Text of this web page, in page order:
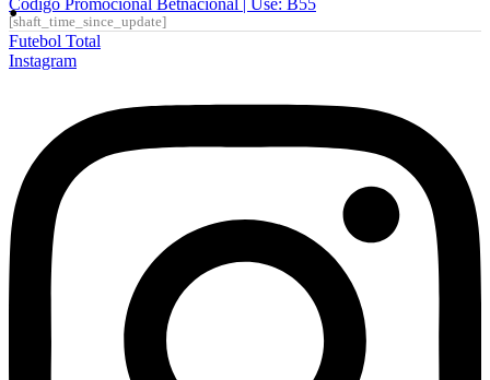
Código Promocional Betnacional | Use: B55
[shaft_time_since_update]
Futebol Total
Instagram